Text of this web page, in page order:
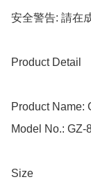
安全警告: 請在
Product Detail
Product Name:
Model No.: GZ-
Size